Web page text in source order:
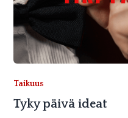
Taikuus
Tyky päivä ideat